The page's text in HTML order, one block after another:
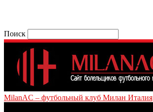
Поиск
MilanAC – футбольный клуб Милан Италия